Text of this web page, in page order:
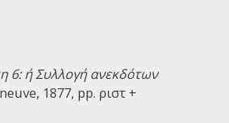
6: ή Συλλογή ανεκδότων
1877, pp. ριστ +